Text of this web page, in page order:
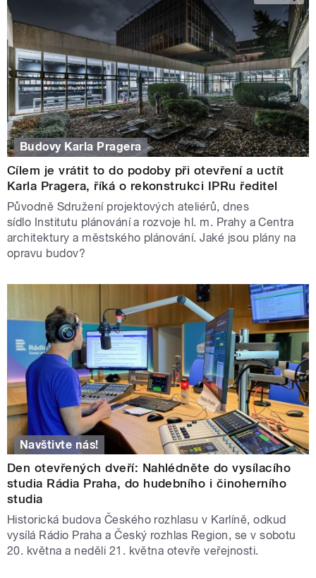
Budovy Karla Pragera
Cílem je vrátit to do podoby při otevření a uctít
Karla Pragera, říká o rekonstrukci IPRu ředitel
Původně Sdružení projektových ateliérů, dnes
sídlo Institutu plánování a rozvoje hl. m. Prahy a Centra
architektury a městského plánování. Jaké jsou plány na
opravu budov?
Navštivte nás!
Den otevřených dveří: Nahlédněte do vysílacího
studia Rádia Praha, do hudebního i činoherního
studia
Historická budova Českého rozhlasu v Karlíně, odkud
vysílá Rádio Praha a Český rozhlas Region, se v sobotu
20. května a neděli 21. května otevře veřejnosti.